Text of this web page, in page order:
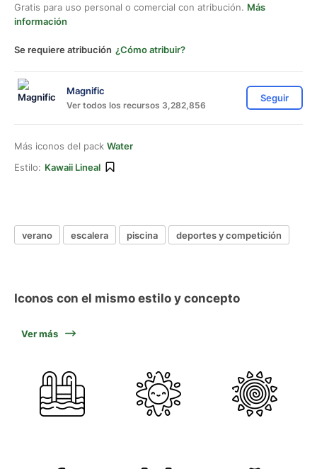
Gratis para uso personal o comercial con atribución. Más
información
Se requiere atribución ¿Cómo atribuir?
Magnific
Ver todos los recursos 3,282,856
Seguir
Más iconos del pack Water
Estilo: Kawaii Lineal
verano escalera piscina deportes y competición
Iconos con el mismo estilo y concepto
Ver más